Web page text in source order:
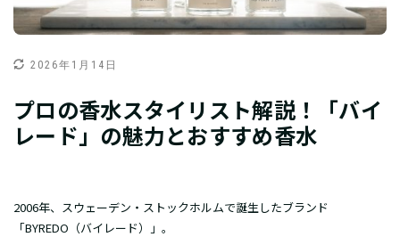
2026年1月14日
プロの香水スタイリスト解説！「バイ
レード」の魅力とおすすめ香水
2006年、スウェーデン・ストックホルムで誕生したブランド
「BYREDO（バイレード）」。